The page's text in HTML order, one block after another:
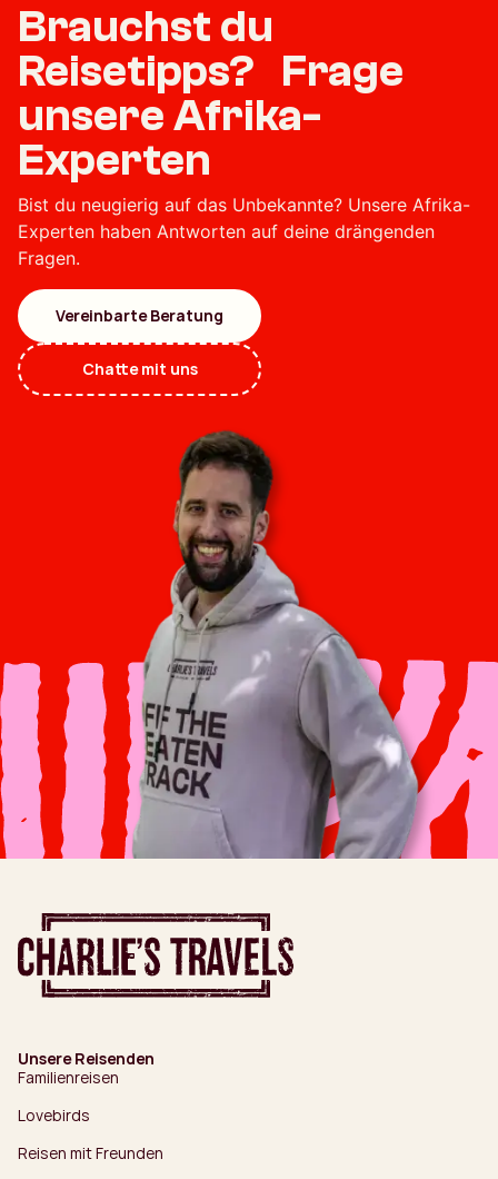
Brauchst du
Reisetipps? Frage
unsere Afrika-
Experten
Bist du neugierig auf das Unbekannte? Unsere Afrika-
Experten haben Antworten auf deine drängenden
Fragen.
Vereinbarte Beratung
Chatte mit uns
Unsere Reisenden
Familienreisen
Lovebirds
Reisen mit Freunden